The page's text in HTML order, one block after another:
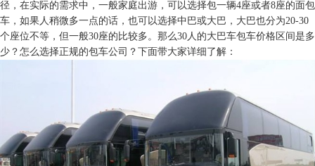
径，在实际的需求中，一般家庭出游，可以选择包一辆4座或者8座的面包
车，如果人稍微多一点的话，也可以选择中巴或大巴，大巴也分为20-30
个座位不等，但一般30座的比较多。那么30人的大巴车包车价格区间是多
少？怎么选择正规的包车公司？下面带大家详细了解：